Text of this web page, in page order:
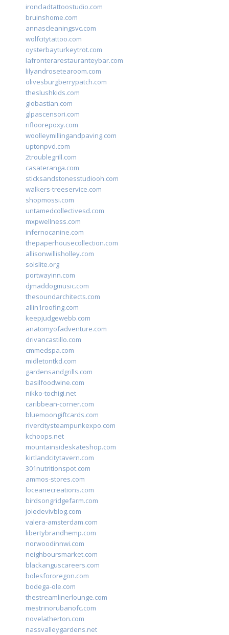
ironcladtattoostudio.com
bruinshome.com
annascleaningsvc.com
wolfcitytattoo.com
oysterbayturkeytrot.com
lafronterarestauranteybar.com
lilyandrosetearoom.com
olivesburgberrypatch.com
theslushkids.com
giobastian.com
glpascensori.com
rifloorepoxy.com
woolleymillingandpaving.com
uptonpvd.com
2troublegrill.com
casateranga.com
sticksandstonesstudiooh.com
walkers-treeservice.com
shopmossi.com
untamedcollectivesd.com
mxpwellness.com
infernocanine.com
thepaperhousecollection.com
allisonwillisholley.com
solslite.org
portwayinn.com
djmaddogmusic.com
thesoundarchitects.com
allin1roofing.com
keepjudgewebb.com
anatomyofadventure.com
drivancastillo.com
cmmedspa.com
midletontkd.com
gardensandgrills.com
basilfoodwine.com
nikko-tochigi.net
caribbean-corner.com
bluemoongiftcards.com
rivercitysteampunkexpo.com
kchoops.net
mountainsideskateshop.com
kirtlandcitytavern.com
301nutritionspot.com
ammos-stores.com
loceanecreations.com
birdsongridgefarm.com
joiedevivblog.com
valera-amsterdam.com
libertybrandhemp.com
norwoodinnwi.com
neighboursmarket.com
blackanguscareers.com
bolesfororegon.com
bodega-ole.com
thestreamlinerlounge.com
mestrinorubanofc.com
novelatherton.com
nassvalleygardens.net